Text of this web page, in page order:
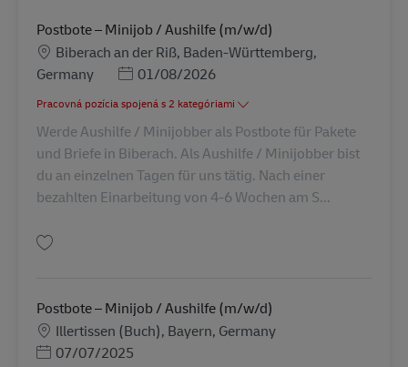
Postbote – Minijob / Aushilfe (m/w/d)
MiestoBiberach an der Riß, Baden-Württemberg,
Germany
Posted Date
01/08/2026
Pracovná pozícia spojená s 2 kategóriami
Werde Aushilfe / Minijobber als Postbote für Pakete
und Briefe in Biberach. Als Aushilfe / Minijobber bist
du an einzelnen Tagen für uns tätig. Nach einer
bezahlten Einarbeitung von 4-6 Wochen am S...
Postbote – Minijob / Aushilfe (m/w/d)
MiestoIllertissen (Buch), Bayern, Germany
Posted Date
07/07/2025